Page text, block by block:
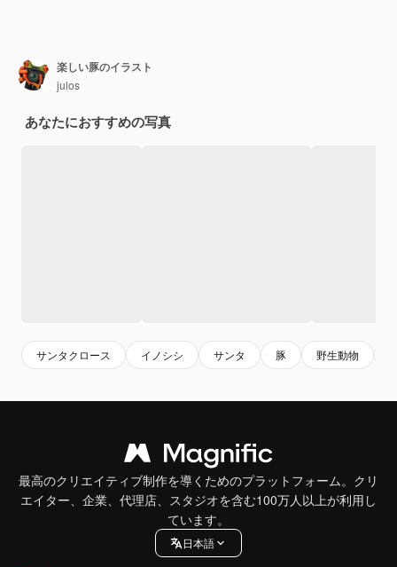
楽しい豚のイラスト
julos
あなたにおすすめの写真
サンタクロース イノシシ サンタ 豚 野生動物
最高のクリエイティブ制作を導くためのプラットフォーム。クリ
エイター、企業、代理店、スタジオを含む100万人以上が利用し
ています。
日本語